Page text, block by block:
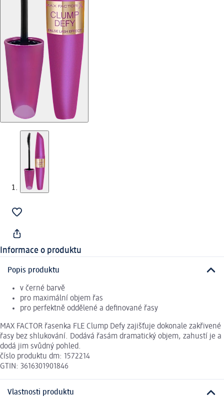
Informace o produktu
Popis produktu
v černé barvě
pro maximální objem řas
pro perfektně oddělené a definované řasy
MAX FACTOR řasenka FLE Clump Defy zajišťuje dokonale zakřivené
řasy bez shlukování. Dodává řasám dramatický objem, zahustí je a
dodá jim svůdný pohled.
číslo produktu dm: 1572214
GTIN: 3616301901846
Vlastnosti produktu